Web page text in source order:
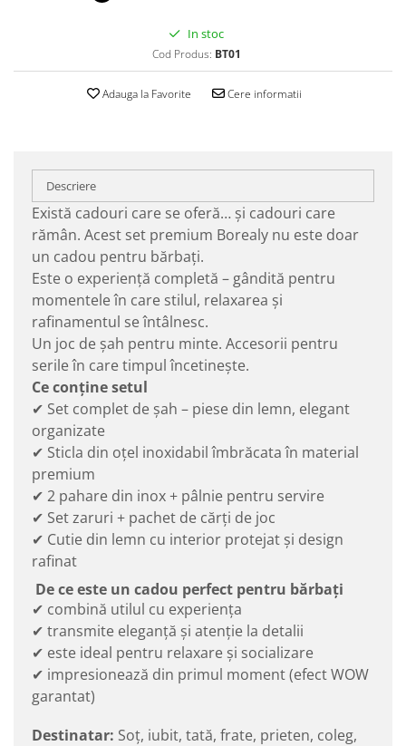
In stoc
Cod Produs: BT01
Adauga la Favorite Cere informatii
Descriere
Există cadouri care se oferă… și cadouri care
rămân. Acest set premium Borealy nu este doar
un cadou pentru bărbați.
Este o experiență completă – gândită pentru
momentele în care stilul, relaxarea și
rafinamentul se întâlnesc.
Un joc de șah pentru minte. Accesorii pentru
serile în care timpul încetinește.
Ce conține setul
✔ Set complet de șah – piese din lemn, elegant
organizate
✔ Sticla din oțel inoxidabil îmbrăcata în material
premium
✔ 2 pahare din inox + pâlnie pentru servire
✔ Set zaruri + pachet de cărți de joc
✔ Cutie din lemn cu interior protejat și design
rafinat
De ce este un cadou perfect pentru bărbați
✔ combină utilul cu experiența
✔ transmite eleganță și atenție la detalii
✔ este ideal pentru relaxare și socializare
✔ impresionează din primul moment (efect WOW
garantat)
Destinatar: Soț, iubit, tată, frate, prieten, coleg,